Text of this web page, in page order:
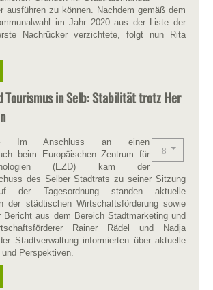
ausführen zu können. Nachdem gemäß dem
im Jahr 2020 aus der Liste der
Nachrücker verzichtete, folgt nun Rita
Tourismus in Selb: Stabilität trotz Her
Anschluss an einen
beim Europäischen Zentrum für
(EZD) kam der
des Selber Stadtrats zu seiner Sitzung
der Tagesordnung standen aktuelle
der städtischen Wirtschaftsförderung sowie
Bericht aus dem Bereich Stadtmarketing und
Rainer Rädel und Nadja
Stadtverwaltung informierten über aktuelle
Perspektiven.